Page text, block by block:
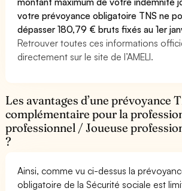
votre prévoyance obligatoire TNS ne
dépasser 180,79 € bruts fixés au 1er
Retrouver toutes ces informations
directement sur le site de l’AMELI.
Les avantages d’une prévoyance
complémentaire pour la
professionnel / Joueuse
?
Ainsi, comme vu ci-dessus la
obligatoire de la Sécurité sociale est